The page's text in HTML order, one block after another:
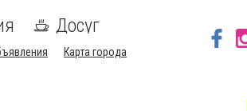
Досуг
Карта города